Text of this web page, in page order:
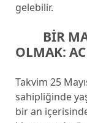
gelebilir.
BİR
OLMAK:
Takvim 25
sahipliğinde
bir an